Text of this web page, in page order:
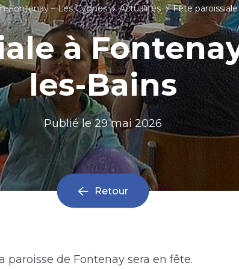
Fontenay – Les Cygnes Actualités Fête
à
les-Bains
Publié le29 mai 2026
Retour
paroisse de Fontenay sera en fête.